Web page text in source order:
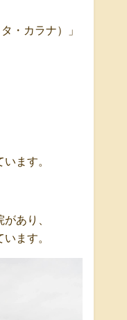
・カラナ）」
ます。
あり、
ます。